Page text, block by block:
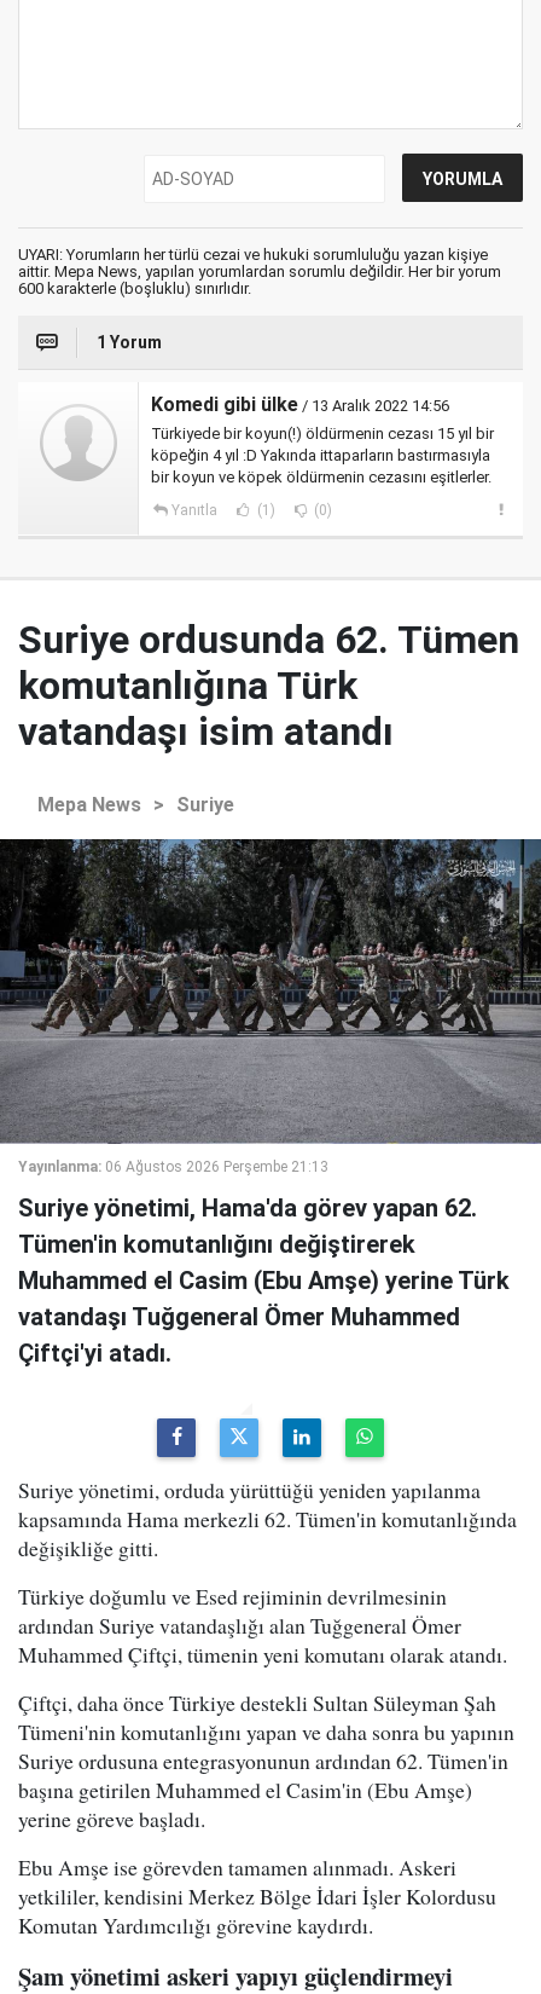
UYARI: Yorumların her türlü cezai ve hukuki sorumluluğu yazan kişiye
aittir. Mepa News, yapılan yorumlardan sorumlu değildir. Her bir yorum
600 karakterle (boşluklu) sınırlıdır.
1 Yorum
Komedi gibi ülke / 13 Aralık 2022 14:56
Türkiyede bir koyun(!) öldürmenin cezası 15 yıl bir
köpeğin 4 yıl :D Yakında ittaparların bastırmasıyla
bir koyun ve köpek öldürmenin cezasını eşitlerler.
Yanıtla (1) (0)
Suriye ordusunda 62. Tümen
komutanlığına Türk
vatandaşı isim atandı
Mepa News > Suriye
Yayınlanma: 06 Ağustos 2026 Perşembe 21:13
Suriye yönetimi, Hama'da görev yapan 62.
Tümen'in komutanlığını değiştirerek
Muhammed el Casim (Ebu Amşe) yerine Türk
vatandaşı Tuğgeneral Ömer Muhammed
Çiftçi'yi atadı.
Suriye yönetimi, orduda yürüttüğü yeniden yapılanma
kapsamında Hama merkezli 62. Tümen'in komutanlığında
değişikliğe gitti.
Türkiye doğumlu ve Esed rejiminin devrilmesinin
ardından Suriye vatandaşlığı alan Tuğgeneral Ömer
Muhammed Çiftçi, tümenin yeni komutanı olarak atandı.
Çiftçi, daha önce Türkiye destekli Sultan Süleyman Şah
Tümeni'nin komutanlığını yapan ve daha sonra bu yapının
Suriye ordusuna entegrasyonunun ardından 62. Tümen'in
başına getirilen Muhammed el Casim'in (Ebu Amşe)
yerine göreve başladı.
Ebu Amşe ise görevden tamamen alınmadı. Askeri
yetkililer, kendisini Merkez Bölge İdari İşler Kolordusu
Komutan Yardımcılığı görevine kaydırdı.
Şam yönetimi askeri yapıyı güçlendirmeyi